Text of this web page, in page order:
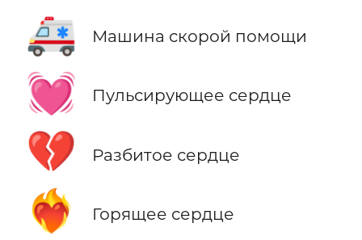
🚑 Машина скорой помощи
💓 Пульсирующее сердце
💔 Разбитое сердце
❤️‍🔥 Горящее сердце